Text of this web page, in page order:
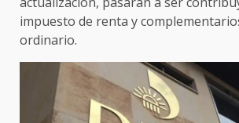
impuesto de renta y
ordinario.